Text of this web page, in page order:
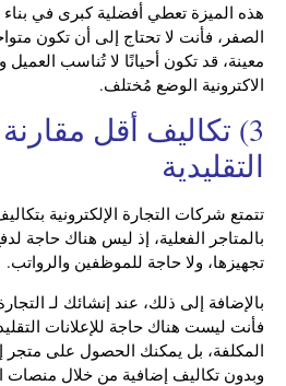
هذه الميزة تعطي أفضلية كبرى في بناء
الصفر، فأنت لا تحتاج إلى أن تكون
معينة، قد تكون أحيانًا لا تُناسب العميل
الاكترونية الوضع مُختلف.
3) تكاليف أقل مقارنة
التقليدية
تتمتع شركات التجارة الإلكترونية
بالمتاجر الفعلية، إذ ليس هناك حاجة
تجهيزها، ولا حاجة للموظفين والرواتب.
بالإضافة إلى ذلك، عند إنشائك لـ
فأنت ليست هناك حاجة للإعلانات
المكلفة، بل يمكنك الحصول على متجر
وبدون تكاليف إضافية من خلال منصات